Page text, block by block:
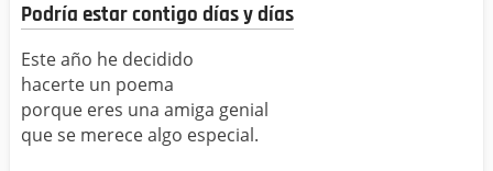
Podría estar contigo días y días
Este año he decidido
hacerte un poema
porque eres una amiga genial
que se merece algo especial.